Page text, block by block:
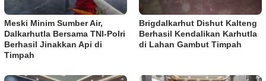
Meski Minim Sumber Air,
Dalkarhutla Bersama TNI-Polri
Berhasil Jinakkan Api di
Timpah
Brigdalkarhut Dishut Kalteng
Berhasil Kendalikan Karhutla
di Lahan Gambut Timpah